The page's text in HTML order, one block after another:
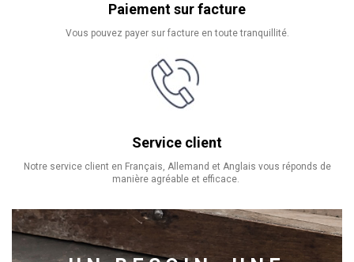
Paiement sur facture
Vous pouvez payer sur facture en toute tranquillité.
Service client
Notre service client en Français, Allemand et Anglais vous réponds de
manière agréable et efficace.